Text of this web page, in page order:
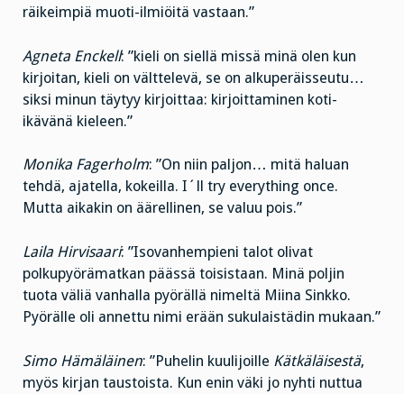
räikeimpiä muoti-ilmiöitä vastaan.”
Agneta Enckell: ”kieli on siellä missä minä olen kun
kirjoitan, kieli on välttelevä, se on alkuperäisseutu…
siksi minun täytyy kirjoittaa: kirjoittaminen koti-
ikävänä kieleen.”
Monika Fagerholm: ”On niin paljon… mitä haluan
tehdä, ajatella, kokeilla. I´ll try everything once.
Mutta aikakin on äärellinen, se valuu pois.”
Laila Hirvisaari: ”Isovanhempieni talot olivat
polkupyörämatkan päässä toisistaan. Minä poljin
tuota väliä vanhalla pyörällä nimeltä Miina Sinkko.
Pyörälle oli annettu nimi erään sukulaistädin mukaan.”
Simo Hämäläinen: ”Puhelin kuulijoille Kätkäläisestä,
myös kirjan taustoista. Kun enin väki jo nyhti nuttua